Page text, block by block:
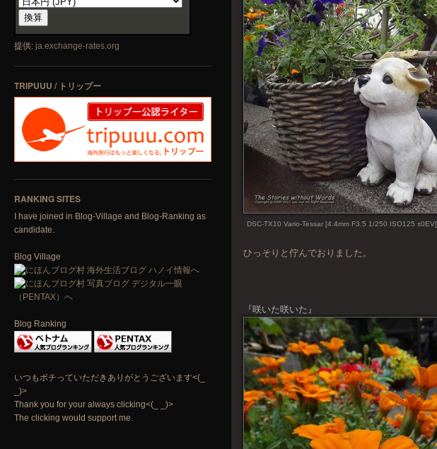
提供: ja.exchange-rates.org
TRIPUUU / トリップー
RANKING SITES
I have joined in Blog-Village and Blog-Ranking as
candidate.
Blog Village
Blog Ranking
いつもポチっていただきありがとうございます<(_
_)>
Thank you for your always clicking<(_ _)>
The clicking would support me.
DSC-TX10 Vario-Tessar [4.4mm F3.5 1/250 ISO125 ±0EV]
ひっそりと佇んでおりました。
『咲いた咲いた』